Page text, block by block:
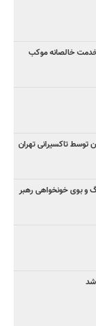
خالصانه موکب
توسط تاکسیرانی تهران
و بوی خونخواهی رهبر
شد